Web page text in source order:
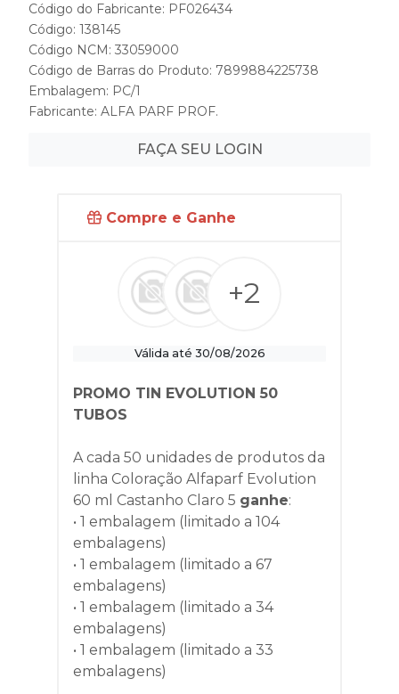
Código do Fabricante: PF026434
Código: 138145
Código NCM: 33059000
Código de Barras do Produto: 7899884225738
Embalagem: PC/1
Fabricante: ALFA PARF PROF.
FAÇA SEU LOGIN
Compre e Ganhe
+2
Válida até 30/08/2026
PROMO TIN EVOLUTION 50
TUBOS
A cada 50 unidades de produtos da
linha Coloração Alfaparf Evolution
60 ml Castanho Claro 5 ganhe:
• 1 embalagem (limitado a 104
embalagens)
• 1 embalagem (limitado a 67
embalagens)
• 1 embalagem (limitado a 34
embalagens)
• 1 embalagem (limitado a 33
embalagens)